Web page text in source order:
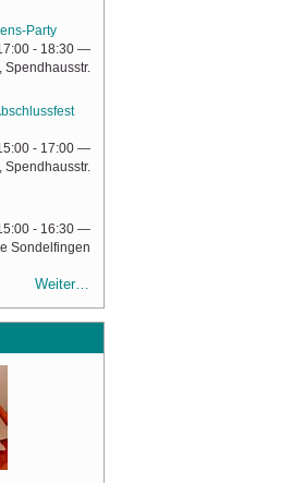
Party
- 18:30 —
Spendhausstr.
- 17:00 —
Spendhausstr.
- 16:30 —
Sondelfingen
Weiter…